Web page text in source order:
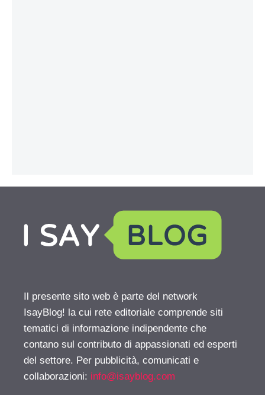
Il presente sito web è parte del network
IsayBlog! la cui rete editoriale comprende siti
tematici di informazione indipendente che
contano sul contributo di appassionati ed esperti
del settore. Per pubblicità, comunicati e
collaborazioni: info@isayblog.com